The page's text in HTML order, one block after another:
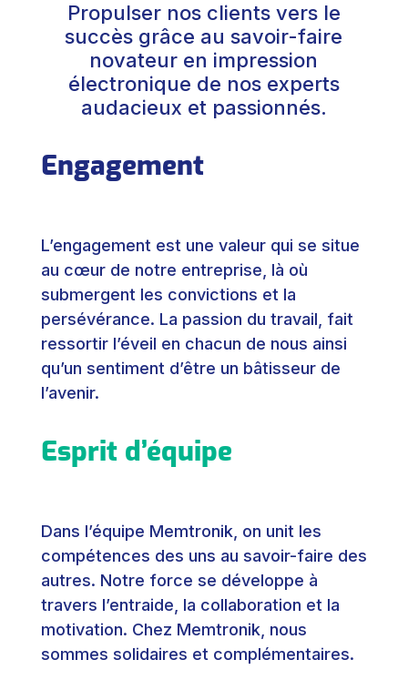
Propulser nos clients vers le
succès grâce au savoir-faire
novateur en impression
électronique de nos experts
audacieux et passionnés.
Engagement
L’engagement est une valeur qui se situe
au cœur de notre entreprise, là où
submergent les convictions et la
persévérance. La passion du travail, fait
ressortir l’éveil en chacun de nous ainsi
qu’un sentiment d’être un bâtisseur de
l’avenir.
Esprit d’équipe
Dans l’équipe Memtronik, on unit les
compétences des uns au savoir-faire des
autres. Notre force se développe à
travers l’entraide, la collaboration et la
motivation. Chez Memtronik, nous
sommes solidaires et complémentaires.